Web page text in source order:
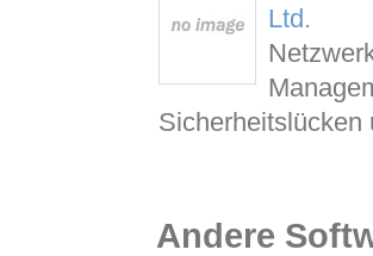
Ltd.
Sicherheitslücken
Andere